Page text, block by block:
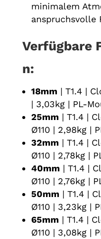
minimalem
anspruchsvolle
Verfügbare
n:
18mm | T1.4 |
| 3,03kg | PL-
25mm | T1.4 |
Ø110 | 2,98kg |
32mm | T1.4 |
Ø110 | 2,78kg |
40mm | T1.4 |
Ø110 | 2,76kg |
50mm | T1.4 |
Ø110 | 3,23kg |
65mm | T1.4 |
Ø110 | 3,08kg |